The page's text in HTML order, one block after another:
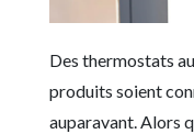
Des thermostats
produits soient
auparavant. Alors